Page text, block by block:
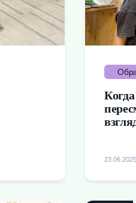
23.06.2025